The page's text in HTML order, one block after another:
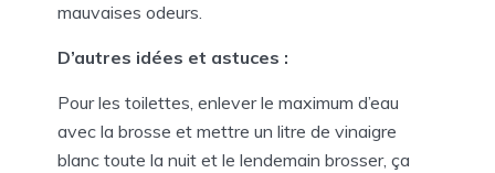
mauvaises odeurs.
D’autres idées et astuces :
Pour les toilettes, enlever le maximum d’eau
avec la brosse et mettre un litre de vinaigre
blanc toute la nuit et le lendemain brosser, ça